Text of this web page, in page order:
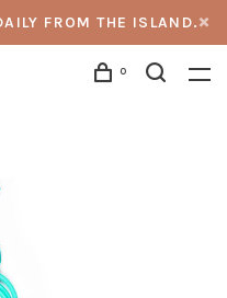
FROM THE ISLAND.
0